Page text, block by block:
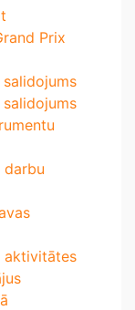
Prix
darbu
aktivitātes